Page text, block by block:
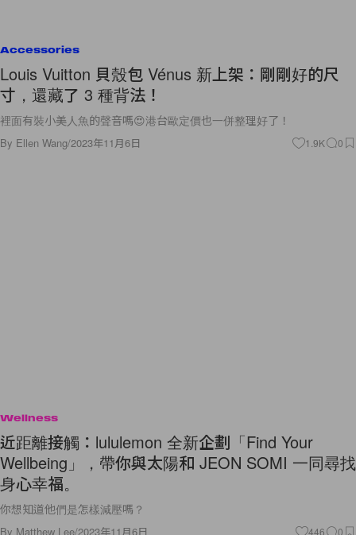
Accessories
Louis Vuitton 貝殼包 Vénus 新上架：剛剛好的尺
寸，還藏了 3 種背法！
裡面有裝小美人魚的聲音嗎😍港台歐定價也一併整理好了！
By Ellen Wang/2023年11月6日 1.9K 0
Wellness
近距離接觸：lululemon 全新企劃「Find Your
Wellbeing」，帶你與太陽和 JEON SOMI 一同尋找
身心幸福。
你想知道他們是怎樣減壓嗎？
By Matthew Lee/2023年11月6日 446 0